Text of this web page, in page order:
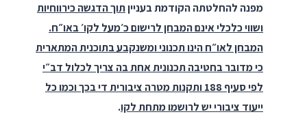
מפנה להחלטתה הקודמת בענייןתוך הדגשה כירווחיות
ושווי כלכלי אינם המבחן לרישום כ׳מעל לקו׳ באו״ח.
המבחן לאו״ח הינו תכנוני ומשנקבע בתוכנית המתארית
כי מדובר בחטיבה תכנונית אחת בה צריך לכלול דב״י
לפי סעיף 188 ותקנות מטרה ציבורית די בכך וכמו כל
ייעוד ציבורי יש לרושמו מתחת לקו.